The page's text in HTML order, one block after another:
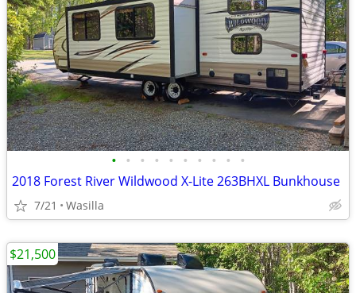
• • • • • • • • • •
2018 Forest River Wildwood X-Lite 263BHXL Bunkhouse
7/21 Wasilla
$21,500